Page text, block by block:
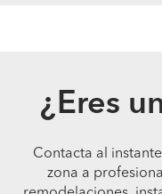
¿Eres
Contacta al
zona a